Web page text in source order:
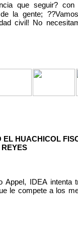
que seguir? con
la gente;
civil! No
EL HUACHICOL
IDEA intenta
le compete a los